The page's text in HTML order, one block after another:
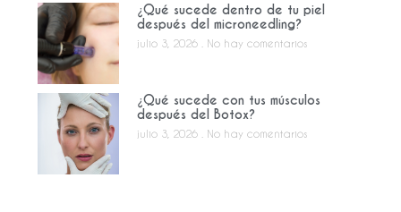
¿Qué sucede dentro de tu piel
después del microneedling?
julio 3, 2026 No hay comentarios
¿Qué sucede con tus músculos
después del Botox?
julio 3, 2026 No hay comentarios